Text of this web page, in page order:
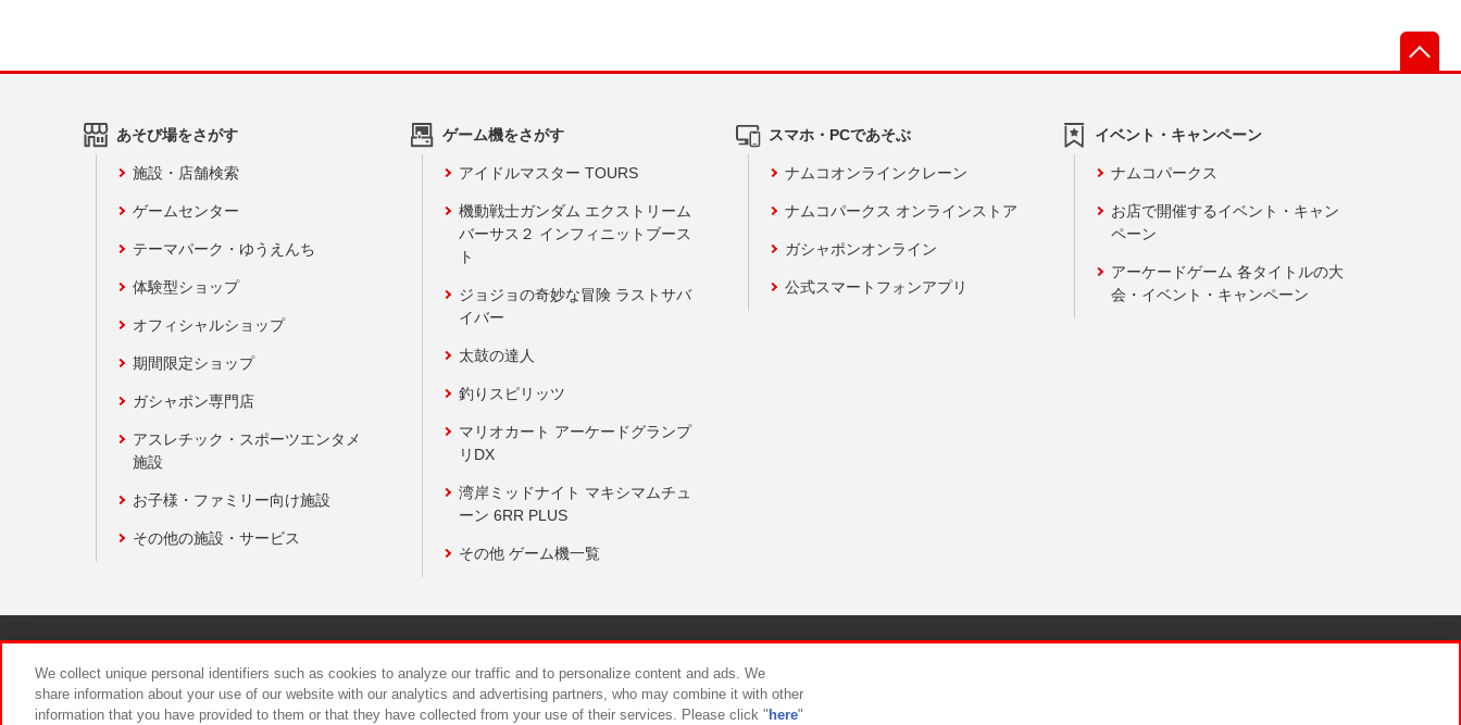
あそび場をさがす
施設・店舗検索
ゲームセンター
テーマパーク・ゆうえんち
体験型ショップ
オフィシャルショップ
期間限定ショップ
ガシャポン専門店
アスレチック・スポーツエンタメ
施設
お子様・ファミリー向け施設
その他の施設・サービス
ゲーム機をさがす
アイドルマスター TOURS
機動戦士ガンダム エクストリーム
バーサス２ インフィニットブース
ト
ジョジョの奇妙な冒険 ラストサバ
イバー
太鼓の達人
釣りスピリッツ
マリオカート アーケードグランプ
リDX
湾岸ミッドナイト マキシマムチュ
ーン 6RR PLUS
その他 ゲーム機一覧
スマホ・PCであそぶ
ナムコオンラインクレーン
ナムコパークス オンラインストア
ガシャポンオンライン
公式スマートフォンアプリ
イベント・キャンペーン
ナムコパークス
お店で開催するイベント・キャン
ペーン
アーケードゲーム 各タイトルの大
会・イベント・キャンペーン
食品のご提供について カスタマーハラスメント対応方針
We collect unique personal identifiers such as cookies to analyze our traffic and to personalize content and ads. We
share information about your use of our website with our analytics and advertising partners, who may combine it with other
information that you have provided to them or that they have collected from your use of their services. Please click " here"